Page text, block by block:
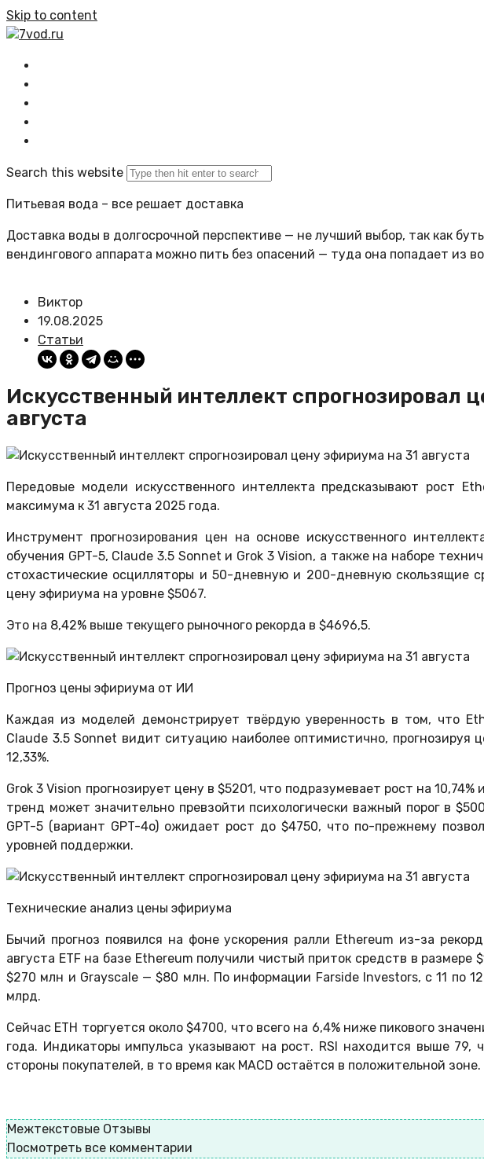
Skip to content
7vod.ru
Search this website
Питьевая вода – все решает доставка
Доставка воды в долгосрочной перспективе — не лучший выбор, так как
вендингового аппарата можно пить без опасений — туда она попадает из
Виктор
19.08.2025
Статьи
Искусственный интеллект спрогнозировал
августа
Передовые модели искусственного интеллекта предсказывают рост
максимума к 31 августа 2025 года.
Инструмент прогнозирования цен на основе искусственного
обучения GPT-5, Claude 3.5 Sonnet и Grok 3 Vision, а также на наборе
стохастические осцилляторы и 50-дневную и 200-дневную скользящие
цену эфириума на уровне $5067.
Это на 8,42% выше текущего рыночного рекорда в $4696,5.
Прогноз цены эфириума от ИИ
Каждая из моделей демонстрирует твёрдую уверенность в том, что
Claude 3.5 Sonnet видит ситуацию наиболее оптимистично, прогнозируя
12,33%.
Grok 3 Vision прогнозирует цену в $5201, что подразумевает рост на
тренд может значительно превзойти психологически важный порог в
GPT-5 (вариант GPT-4o) ожидает рост до $4750, что по-прежнему
уровней поддержки.
Технические анализ цены эфириума
Бычий прогноз появился на фоне ускорения ралли Ethereum из-за
августа ETF на базе Ethereum получили чистый приток средств в
$270 млн и Grayscale — $80 млн. По информации Farside Investors, с 11 по
млрд.
Сейчас ETH торгуется около $4700, что всего на 6,4% ниже пикового
года. Индикаторы импульса указывают на рост. RSI находится выше 79,
стороны покупателей, в то время как MACD остаётся в положительной зоне.
Межтекстовые Отзывы
Посмотреть все комментарии